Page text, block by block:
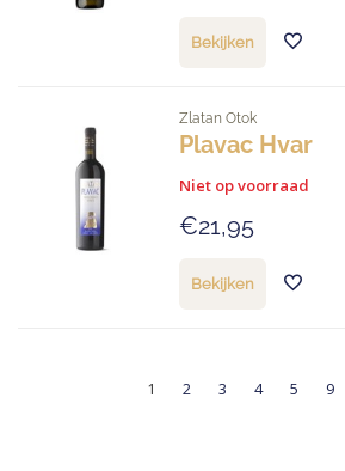
Bekijken
Zlatan Otok
Plavac Hvar
Niet op voorraad
€21,95
Bekijken
1 2 3 4 5 9